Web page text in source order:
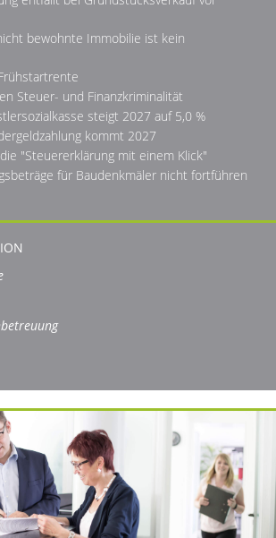
bewohnte Immobilie ist kein
Steuer- und Finanzkriminalität
steigt 2027 auf 5,0 %
kommt 2027
"Steuererklärung mit einem Klick"
für Baudenkmäler nicht fortführen